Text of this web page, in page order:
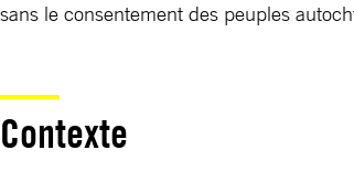
sans le consentement des peuples
Contexte